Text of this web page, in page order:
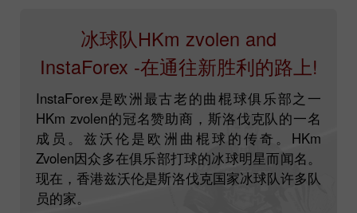
冰球队HKm zvolen and
InstaForex -在通往新胜利的路上!
InstaForex是欧洲最古老的曲棍球俱乐部之一
HKm zvolen的冠名赞助商，斯洛伐克队的一名
成员。兹沃伦是欧洲曲棍球的传奇。HKm
Zvolen因众多在俱乐部打球的冰球明星而闻名。
现在，香港兹沃伦是斯洛伐克国家冰球队许多队
员的家。